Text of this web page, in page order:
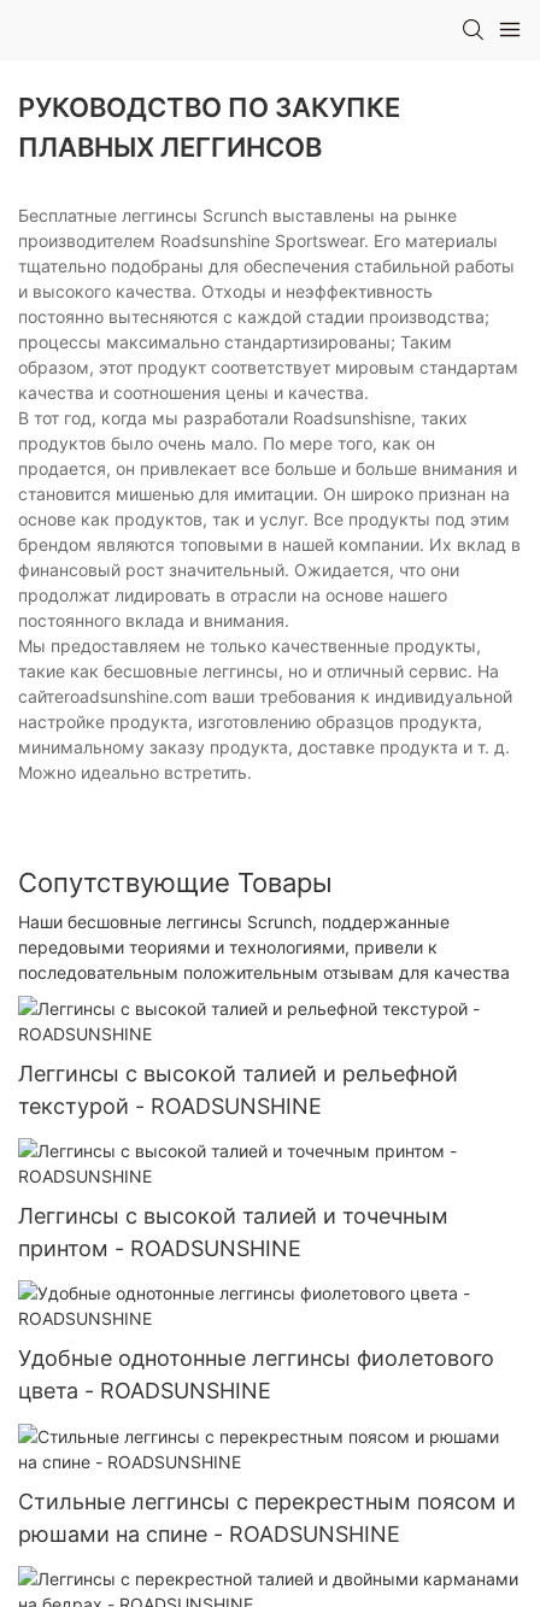
РУКОВОДСТВО ПО ЗАКУПКЕ
ПЛАВНЫХ ЛЕГГИНСОВ
Бесплатные леггинсы Scrunch выставлены на рынке
производителем Roadsunshine Sportswear. Его материалы
тщательно подобраны для обеспечения стабильной работы
и высокого качества. Отходы и неэффективность
постоянно вытесняются с каждой стадии производства;
процессы максимально стандартизированы; Таким
образом, этот продукт соответствует мировым стандартам
качества и соотношения цены и качества.
В тот год, когда мы разработали Roadsunshisne, таких
продуктов было очень мало. По мере того, как он
продается, он привлекает все больше и больше внимания и
становится мишенью для имитации. Он широко признан на
основе как продуктов, так и услуг. Все продукты под этим
брендом являются топовыми в нашей компании. Их вклад в
финансовый рост значительный. Ожидается, что они
продолжат лидировать в отрасли на основе нашего
постоянного вклада и внимания.
Мы предоставляем не только качественные продукты,
такие как бесшовные леггинсы, но и отличный сервис. На
сайтеroadsunshine.com ваши требования к индивидуальной
настройке продукта, изготовлению образцов продукта,
минимальному заказу продукта, доставке продукта и т. д.
Можно идеально встретить.
Сопутствующие Товары
Наши бесшовные леггинсы Scrunch, поддержанные
передовыми теориями и технологиями, привели к
последовательным положительным отзывам для качества
Леггинсы с высокой талией и рельефной
текстурой - ROADSUNSHINE
Леггинсы с высокой талией и точечным
принтом - ROADSUNSHINE
Удобные однотонные леггинсы фиолетового
цвета - ROADSUNSHINE
Стильные леггинсы с перекрестным поясом и
рюшами на спине - ROADSUNSHINE